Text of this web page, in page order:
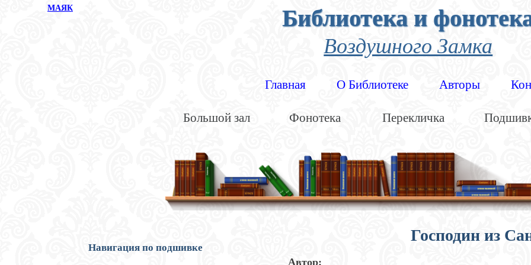
МАЯК Библиотека и
Воздушного Замка
Главная О Библиотеке Авторы
Большой зал Фонотека Перекличка
Навигация по подшивке
Господин из
Автор: